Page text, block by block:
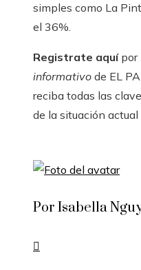
simples como La
el 36%.
Registrate aquípor
informativo de EL
reciba todas las
de la situación actual
Por Isabella